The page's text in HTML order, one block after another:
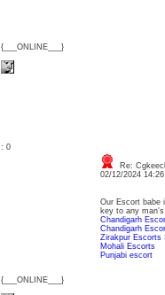
{___ONLINE___}
: 0
{___ONLINE___}
Re:
02/12/2024
Our Escort babe
key to any
Chandigarh
Chandigarh
Zirakpur Escorts
Mohali Escorts
Punjabi escort